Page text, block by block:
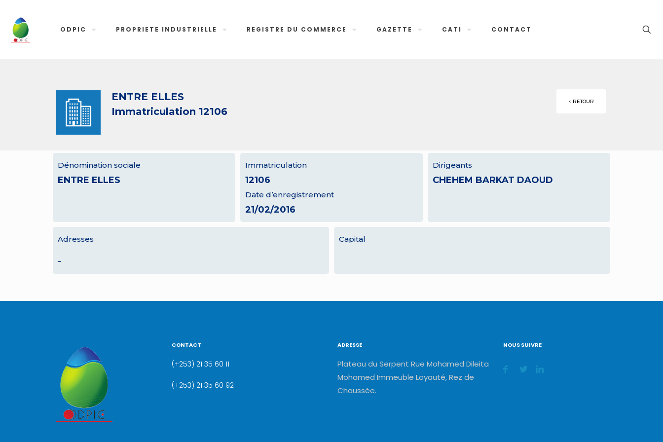
ODPIC PROPRIETE INDUSTRIELLE REGISTRE DU COMMERCE GAZETTE CATI CONTACT
ENTRE ELLES
Immatriculation 12106
< RETOUR
Dénomination sociale
ENTRE ELLES
Immatriculation
12106
Date d’enregistrement
21/02/2016
Dirigeants
CHEHEM BARKAT DAOUD
Adresses
–
Capital
CONTACT
(+253) 21 35 60 11
(+253) 21 35 60 92
ADRESSE
Plateau du Serpent Rue Mohamed Dileita
Mohamed Immeuble Loyauté, Rez de
Chaussée.
NOUS SUIVRE